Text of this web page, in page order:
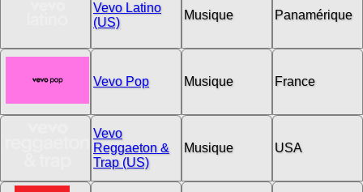
Vevo Latino
(US)
Musique Panamérique
Vevo Pop Musique France
Vevo
Reggaeton &
Trap (US)
Musique USA